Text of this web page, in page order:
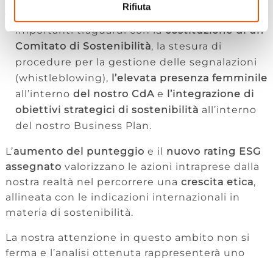
Rifiuta
anche qui sono stati raggiunti
importanti traguardi con lacostituzione di un
Comitato di Sostenibilità, la stesura di
procedure per la gestione delle segnalazioni
(whistleblowing), l’elevata presenza femminile
all’interno del nostro CdAe l’integrazione di
obiettivi strategici di sostenibilità all’interno
del nostro Business Plan.
L’aumento del punteggio e il nuovo rating ESG
assegnato valorizzano le azioni intraprese dalla
nostra realtà nel percorrere una crescita etica,
allineata con le indicazioni internazionali in
materia di sostenibilità.
La nostra attenzione in questo ambito non si
ferma e l’analisi ottenuta rappresenterà uno